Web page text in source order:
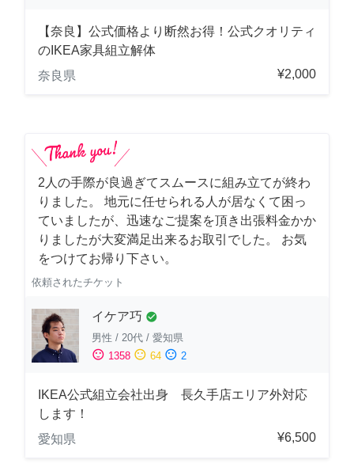
【奈良】公式価格より断然お得！公式クオリティ
のIKEA家具組立解体
奈良県
¥2,000
2人の手際が良過ぎてスムースに組み立てが終わ
りました。 地元に任せられる人が居なくて困っ
ていましたが、迅速なご提案を頂き出張料金かか
りましたが大変満足出来るお取引でした。 お気
をつけてお帰り下さい。
依頼されたチケット
イケア巧 check_circle
男性 / 20代 / 愛知県
sentiment_satisfied 1358 sentiment_neutral 64 sentiment_dissatisfied 2
IKEA公式組立会社出身 長久手店エリア外対応
します！
愛知県
¥6,500